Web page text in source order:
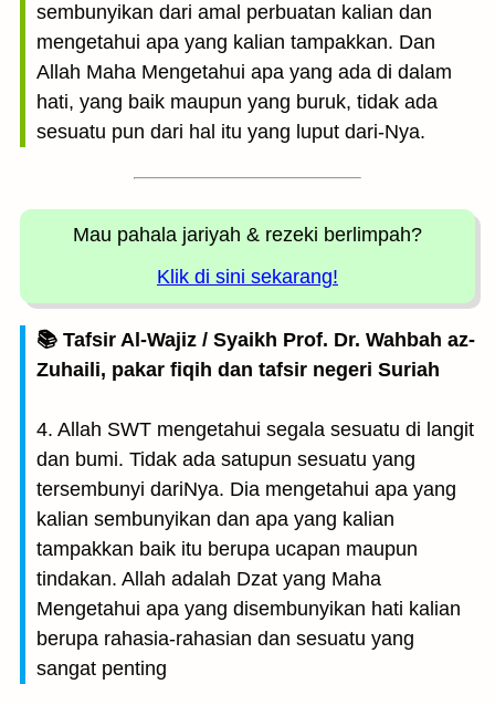
sembunyikan dari amal perbuatan kalian dan
mengetahui apa yang kalian tampakkan. Dan
Allah Maha Mengetahui apa yang ada di dalam
hati, yang baik maupun yang buruk, tidak ada
sesuatu pun dari hal itu yang luput dari-Nya.
Mau pahala jariyah & rezeki berlimpah?
Klik di sini sekarang!
📚 Tafsir Al-Wajiz / Syaikh Prof. Dr. Wahbah az-
Zuhaili, pakar fiqih dan tafsir negeri Suriah
4. Allah SWT mengetahui segala sesuatu di langit
dan bumi. Tidak ada satupun sesuatu yang
tersembunyi dariNya. Dia mengetahui apa yang
kalian sembunyikan dan apa yang kalian
tampakkan baik itu berupa ucapan maupun
tindakan. Allah adalah Dzat yang Maha
Mengetahui apa yang disembunyikan hati kalian
berupa rahasia-rahasian dan sesuatu yang
sangat penting